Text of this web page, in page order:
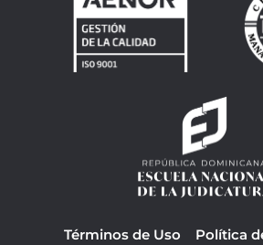
Términos de Uso
Política